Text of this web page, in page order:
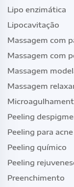
Lipo enzimática
Lipocavitação
Massagem com
Massagem com
Massagem
Massagem
Peeling
Peeling para acne
Peeling químico
Peeling
Preenchimento